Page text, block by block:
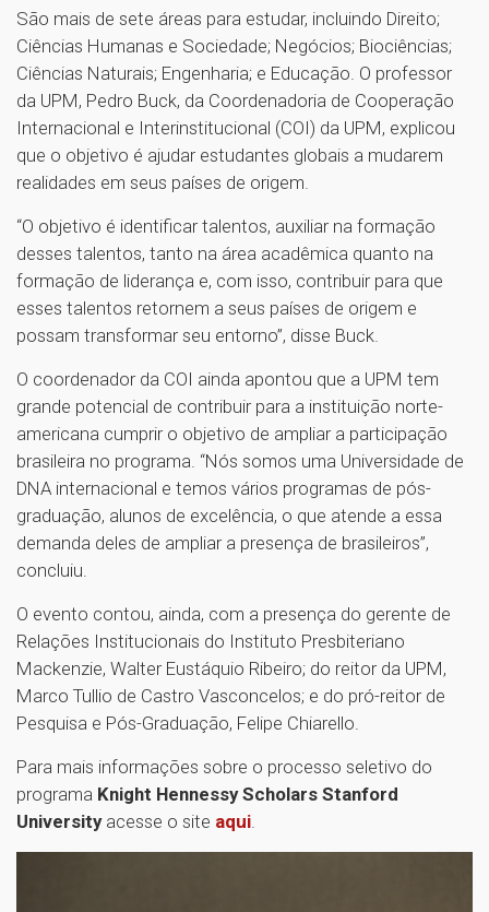
São mais de sete áreas para estudar, incluindo Direito;
Ciências Humanas e Sociedade; Negócios; Biociências;
Ciências Naturais; Engenharia; e Educação. O professor
da UPM, Pedro Buck, da Coordenadoria de Cooperação
Internacional e Interinstitucional (COI) da UPM, explicou
que o objetivo é ajudar estudantes globais a mudarem
realidades em seus países de origem.
“O objetivo é identificar talentos, auxiliar na formação
desses talentos, tanto na área acadêmica quanto na
formação de liderança e, com isso, contribuir para que
esses talentos retornem a seus países de origem e
possam transformar seu entorno”, disse Buck.
O coordenador da COI ainda apontou que a UPM tem
grande potencial de contribuir para a instituição norte-
americana cumprir o objetivo de ampliar a participação
brasileira no programa. “Nós somos uma Universidade de
DNA internacional e temos vários programas de pós-
graduação, alunos de excelência, o que atende a essa
demanda deles de ampliar a presença de brasileiros”,
concluiu.
O evento contou, ainda, com a presença do gerente de
Relações Institucionais do Instituto Presbiteriano
Mackenzie, Walter Eustáquio Ribeiro; do reitor da UPM,
Marco Tullio de Castro Vasconcelos; e do pró-reitor de
Pesquisa e Pós-Graduação, Felipe Chiarello.
Para mais informações sobre o processo seletivo do
programa Knight Hennessy Scholars Stanford
Universityacesse o site aqui.